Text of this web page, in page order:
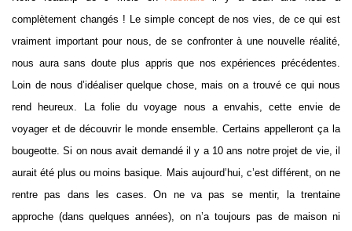
complètement changés ! Le simple concept de nos vies, de ce qui est
vraiment important pour nous, de se confronter à une nouvelle réalité,
nous aura sans doute plus appris que nos expériences précédentes.
Loin de nous d’idéaliser quelque chose, mais on a trouvé ce qui nous
rend heureux. La folie du voyage nous a envahis, cette envie de
voyager et de découvrir le monde ensemble. Certains appelleront ça la
bougeotte. Si on nous avait demandé il y a 10 ans notre projet de vie, il
aurait été plus ou moins basique. Mais aujourd’hui, c’est différent, on ne
rentre pas dans les cases. On ne va pas se mentir, la trentaine
approche (dans quelques années), on n’a toujours pas de maison ni